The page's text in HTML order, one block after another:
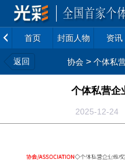
首页 封面人物 资讯
返回 协会 > 个体私
个体私营企
2025-12-